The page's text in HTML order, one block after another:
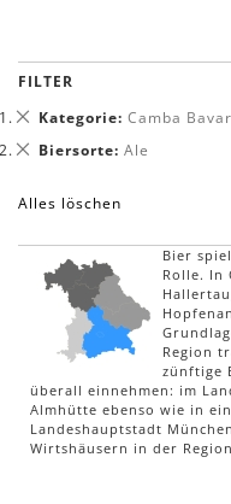
FILTER
Kategorie Camba
Dies
Biersorte Ale
Dies
Alles löschen
Bier
Rolle. In
Region
zünftige
überall einnehmen: im
Almhütte ebenso wie in
Landeshauptstadt
Wirtshäusern in der